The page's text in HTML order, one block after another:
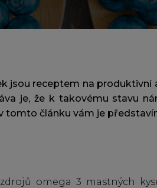
jsou receptem na produktivní
je, že k takovému stavu
tomto článku vám je
omega 3 mastných